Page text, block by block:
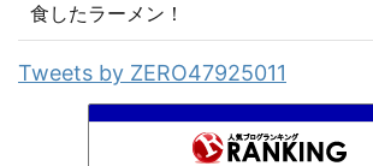
食したラーメン！
Tweets by ZERO47925011